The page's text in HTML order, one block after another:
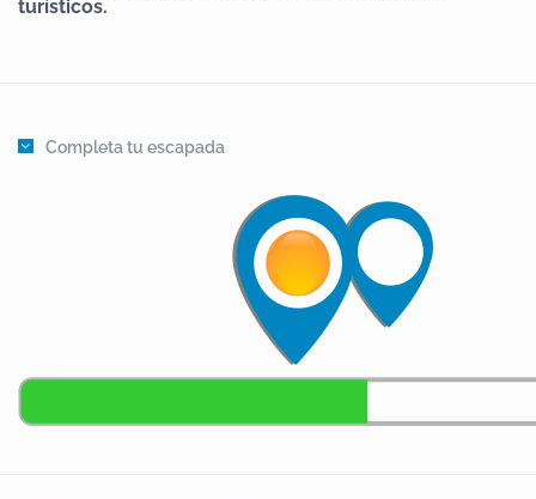
turísticos.
Completa tu escapada